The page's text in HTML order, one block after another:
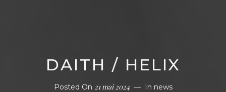
DAITH / HELIX
Posted On 21 mai 2024 In news